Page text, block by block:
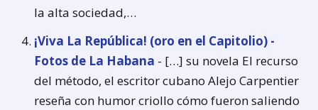
la alta sociedad,…
¡Viva La República! (oro en el Capitolio) -
Fotos de La Habana - […] su novela El recurso
del método, el escritor cubano Alejo Carpentier
reseña con humor criollo cómo fueron saliendo